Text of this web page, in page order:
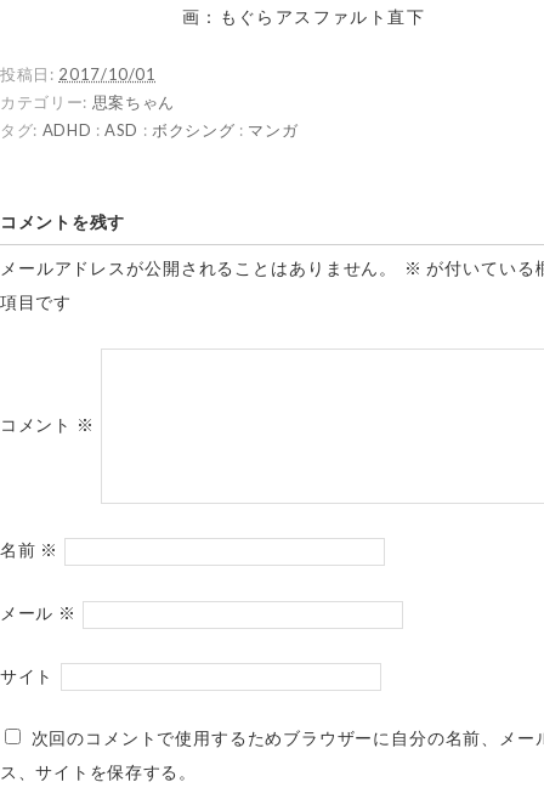
画：もぐらアスファルト直下
投稿日: 2017/10/01
カテゴリー: 思案ちゃん
タグ: ADHD :ASD : ボクシング : マンガ
コメントを残す
メールアドレスが公開されることはありません。 ※ が付いている
項目です
コメント ※
名前 ※
メール ※
サイト
次回のコメントで使用するためブラウザーに自分の名前、メー
ス、サイトを保存する。